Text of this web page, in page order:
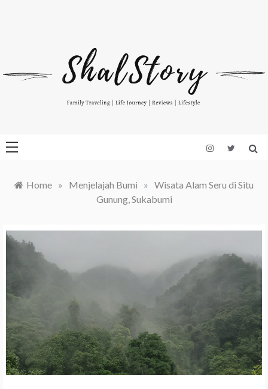
www.shalstory.com
Home » Menjelajah Bumi » Wisata Alam Seru di Situ
Gunung, Sukabumi